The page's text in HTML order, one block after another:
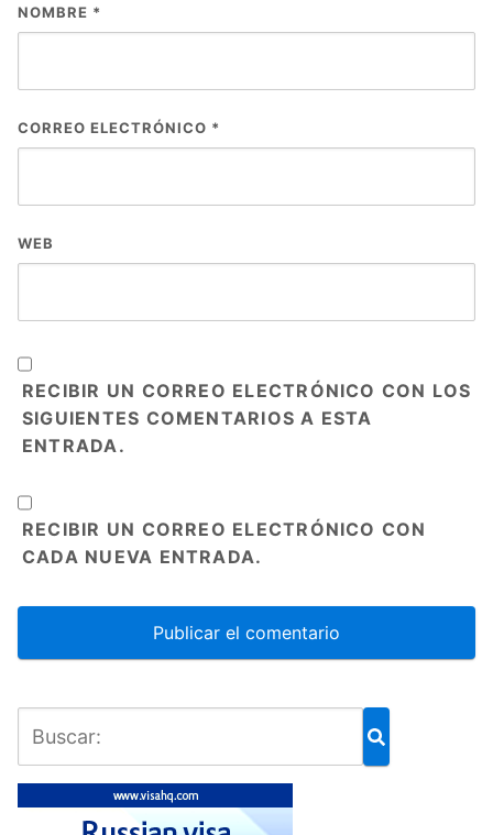
NOMBRE *
CORREO ELECTRÓNICO *
WEB
RECIBIR UN CORREO ELECTRÓNICO CON LOS
SIGUIENTES COMENTARIOS A ESTA
ENTRADA.
RECIBIR UN CORREO ELECTRÓNICO CON
CADA NUEVA ENTRADA.